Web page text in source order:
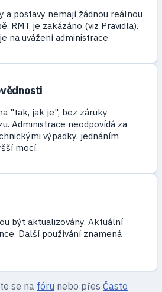
a postavy nemají žádnou reálnou
RMT je zakázáno (viz Pravidla).
na uvážení administrace.
"tak, jak je", bez záruky
Administrace neodpovídá za
výpadky, jednáním
mocí.
být aktualizovány. Aktuální
Další používání znamená
se na fóru nebo přes Často